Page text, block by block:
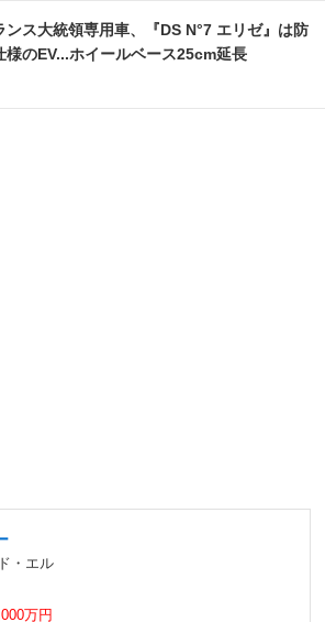
ンス大統領専用車、『DS N°7 エリゼ』は防
様のEV...ホイールベース25cm延長
・エル
万円